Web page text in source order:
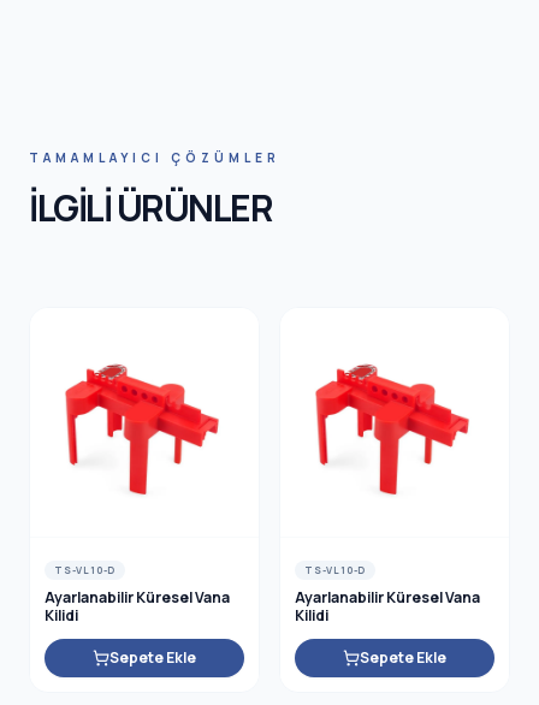
TAMAMLAYICI ÇÖZÜMLER
İLGİLİ ÜRÜNLER
TS-VL10-D
Ayarlanabilir Küresel Vana
Kilidi
Sepete Ekle
TS-VL10-D
Ayarlanabilir Küresel Vana
Kilidi
Sepete Ekle